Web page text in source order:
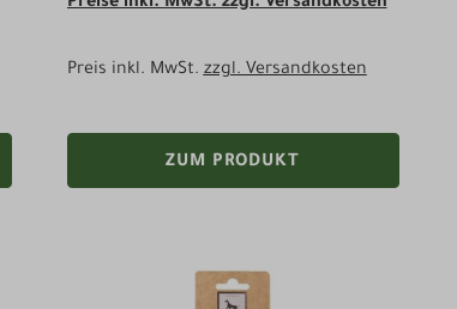
Preis inkl. MwSt.zzgl. Versandkosten
ZUM PRODUKT